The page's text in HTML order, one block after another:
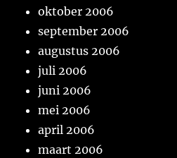
oktober 2006
september 2006
augustus 2006
juli 2006
juni 2006
mei 2006
april 2006
maart 2006